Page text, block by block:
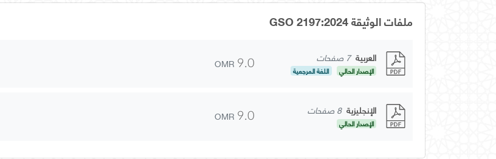
ملفات الوثيقة GSO 2197:2024
العربية 7 صفحات
الإصدار الحالي اللغة المرجعية OMR 9.0
الإنجليزية 8 صفحات
الإصدار الحالي OMR 9.0